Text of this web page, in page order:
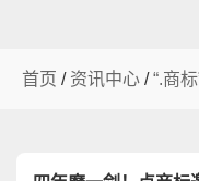
首页 / 资讯中心 /“.商